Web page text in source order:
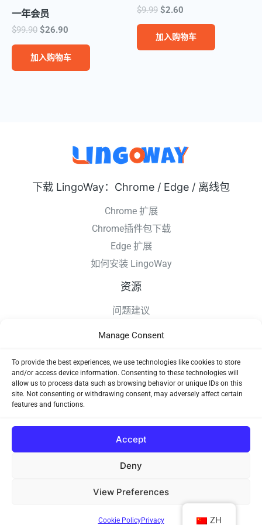
Manage Consent
To provide the best experiences, we use technologies like cookies to store
and/or access device information. Consenting to these technologies will
allow us to process data such as browsing behavior or unique IDs on this
site. Not consenting or withdrawing consent, may adversely affect certain
features and functions.
Accept
Deny
View Preferences
Cookie PolicyPrivacy
一年会员
$99.90 原
为：
$99.90。
$26.90
价
格
为：
加入购物车
$9.99 原
为：
$9.99。
$2.60
价
格
为：
加入购物车
下载 LingoWay：Chrome / Edge / 离线包
Chrome 扩展
Chrome插件包下载
Edge 扩展
如何安装 LingoWay
资源
问题建议
隐私条款
使用协议
Copyright © 2026 LingoWay
ZH
免费安装